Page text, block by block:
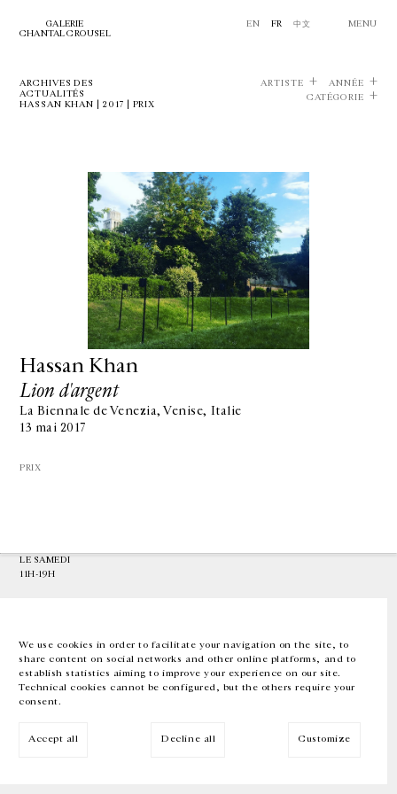
We use cookies in order to facilitate your navigation on the site, to
share content on social networks and other online platforms, and to
establish statistics aiming to improve your experience on our site.
Technical cookies cannot be configured, but the others require your
consent.
Accept all Decline all Customize
GALERIE
CHANTAL CROUSEL
EN FR 中文 MENU
ARCHIVES DES
ACTUALITÉS
HASSAN KHAN | 2017 | PRIX
ARTISTE
ANNÉE
CATÉGORIE
Hassan Khan
Lion d'argent
La Biennale de Venezia, Venise, Italie
13 mai 2017
PRIX
T.+33 1 42 77 38 87
LE SAMEDI
11H-19H
EN FR 中文 Facebook Instagram
Inscrivez-vous à notre newsletter